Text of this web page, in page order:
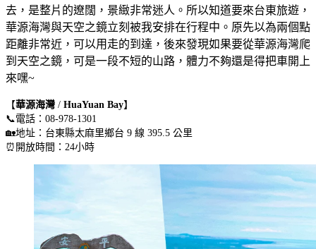
去，是整片的遼闊，景緻非常迷人。所以知道要來台東旅遊，
華源海灣與天空之鏡立刻被我安排在行程中。原先以為兩個點
距離非常近，可以用走的到達，後來發現如果要從華源海灣爬
到天空之鏡，可是一段不短的山路，體力不夠還是得把車開上
來嘿~
【華源海灣 / HuaYuan Bay】
📞電話：08-978-1301
🏡地址：台東縣太麻里鄉台 9 線 395.5 公里
⏰開放時間：24小時